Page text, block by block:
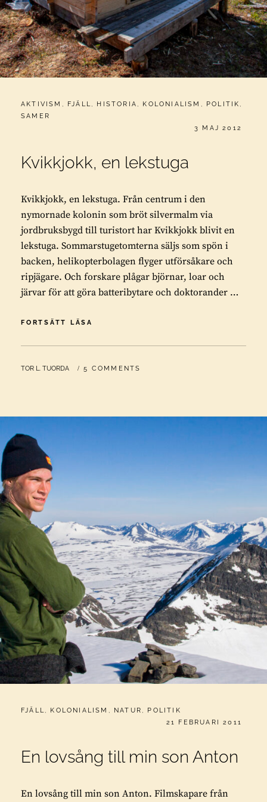
CATEGORIES:
AKTIVISM , FJÄLL, HISTORIA , KOLONIALISM , POLITIK ,
SAMER
PUBLICERAT
3 MAJ 2012
Kvikkjokk, en lekstuga
Kvikkjokk, en lekstuga. Från centrum i den
nymornade kolonin som bröt silvermalm via
jordbruksbygd till turistort har Kvikkjokk blivit en
lekstuga. Sommarstugetomterna säljs som spön i
backen, helikopterbolagen flyger utförsåkare och
ripjägare. Och forskare plågar björnar, loar och
järvar för att göra batteribytare och doktorander …
FORTSÄTT LÄSA
LEKSTUGA
BY
TOR L. TUORDA 5 COMMENTS
CATEGORIES:
FJÄLL, KOLONIALISM , NATUR , POLITIK
PUBLICERAT
21 FEBRUARI 2011
En lovsång till min son Anton
En lovsång till min son Anton. Filmskapare från